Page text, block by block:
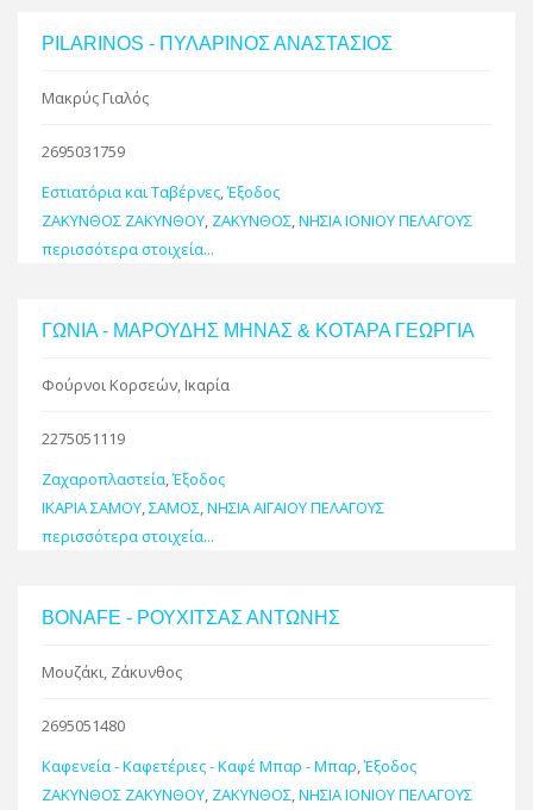
PILARINOS - ΠΥΛΑΡΙΝΟΣ ΑΝΑΣΤΑΣΙΟΣ
Μακρύς Γιαλός
2695031759
Εστιατόρια και Ταβέρνες,Έξοδος
ΖΑΚΥΝΘΟΣ ΖΑΚΥΝΘΟΥ, ΖΑΚΥΝΘΟΣ,ΝΗΣΙΑ ΙΟΝΙΟΥ ΠΕΛΑΓΟΥΣ
περισσότερα στοιχεία...
ΓΩΝΙΑ - ΜΑΡΟΥΔΗΣ ΜΗΝΑΣ & ΚΟΤΑΡΑ ΓΕΩΡΓΙΑ
Φούρνοι Κορσεών, Ικαρία
2275051119
Ζαχαροπλαστεία,Έξοδος
ΙΚΑΡΙΑ ΣΑΜΟΥ,ΣΑΜΟΣ,ΝΗΣΙΑ ΑΙΓΑΙΟΥ ΠΕΛΑΓΟΥΣ
περισσότερα στοιχεία...
BONAFE - ΡΟΥΧΙΤΣΑΣ ΑΝΤΩΝΗΣ
Μουζάκι, Ζάκυνθος
2695051480
Καφενεία - Καφετέριες - Καφέ Μπαρ - Μπαρ,Έξοδος
ΖΑΚΥΝΘΟΣ ΖΑΚΥΝΘΟΥ, ΖΑΚΥΝΘΟΣ,ΝΗΣΙΑ ΙΟΝΙΟΥ ΠΕΛΑΓΟΥΣ